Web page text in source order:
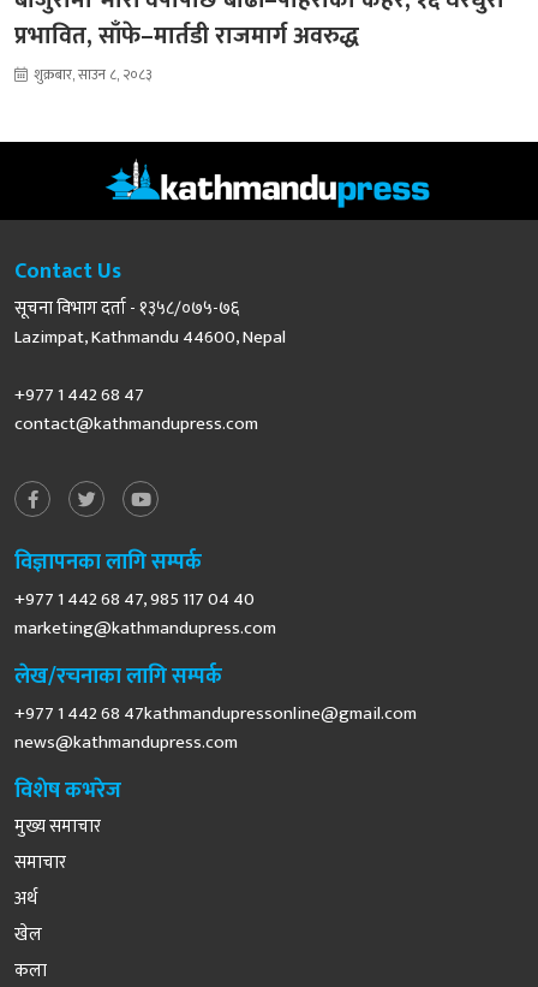
प्रभावित, साँफे–मार्तडी राजमार्ग अवरुद्ध
शुक्रबार, साउन ८, २०८३
Contact Us
सूचना विभाग दर्ता - १३५८/०७५-७६
Lazimpat, Kathmandu 44600, Nepal
+977 1 442 68 47
contact@kathmandupress.com
विज्ञापनका लागि सम्पर्क
+977 1 442 68 47, 985 117 04 40
marketing@kathmandupress.com
लेख/रचनाका लागि सम्पर्क
+977 1 442 68 47kathmandupressonline@gmail.com
news@kathmandupress.com
विशेष कभरेज
मुख्य समाचार
समाचार
अर्थ
खेल
कला